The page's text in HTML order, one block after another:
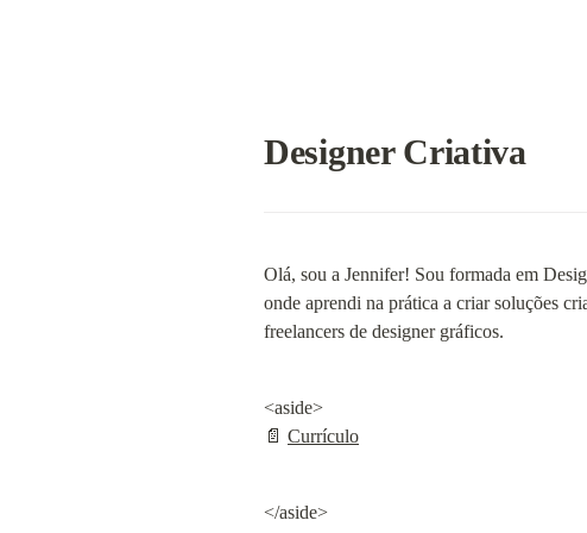
Designer Criativa
Olá, sou a Jennifer! Sou formada em
onde aprendi na prática a criar soluções
freelancers de designer gráficos.
<aside>
📄 Currículo
</aside>